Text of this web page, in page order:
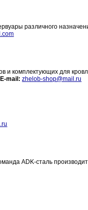
различного
и комплектующих для
E-mail: zhelob-shop@mail.ru
ADK-сталь